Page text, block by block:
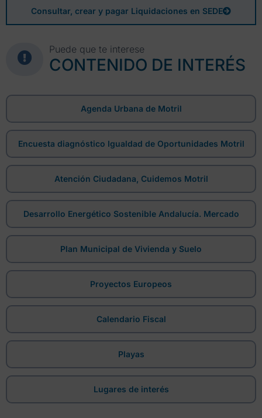
Consultar, crear y pagar Liquidaciones en SEDE
Puede que te interese
CONTENIDO DE INTERÉS
Agenda Urbana de Motril
Encuesta diagnóstico Igualdad de Oportunidades Motril
Atención Ciudadana, Cuidemos Motril
Desarrollo Energético Sostenible Andalucía. Mercado
Plan Municipal de Vivienda y Suelo
Proyectos Europeos
Calendario Fiscal
Playas
Lugares de interés